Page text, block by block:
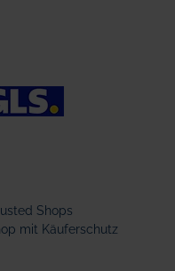
Shops
mit Käuferschutz